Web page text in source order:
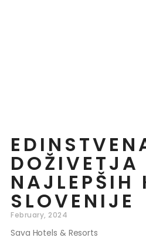
DOŽIVETJA
NAJLEPŠIH
SLOVENIJE
February, 2024
Sava Hotels & Resorts